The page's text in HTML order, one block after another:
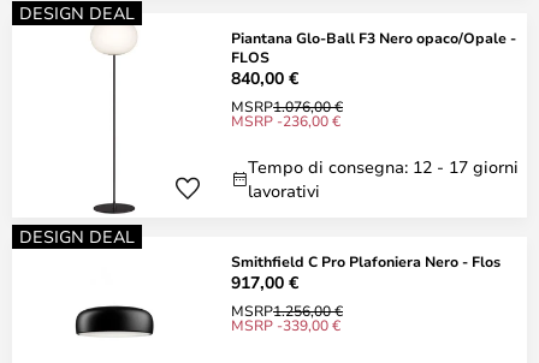
DESIGN DEAL
Piantana Glo-Ball F3 Nero opaco/Opale -
FLOS
840,00 €
MSRP1.076,00 €
MSRP -236,00 €
Tempo di consegna: 12 - 17 giorni
lavorativi
DESIGN DEAL
Smithfield C Pro Plafoniera Nero - Flos
917,00 €
MSRP1.256,00 €
MSRP -339,00 €